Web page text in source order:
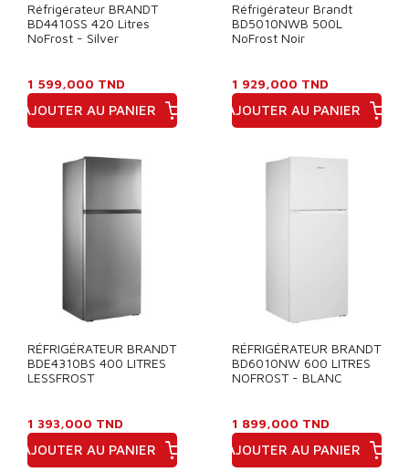
Réfrigérateur BRANDT
BD4410SS 420 Litres
NoFrost - Silver
1 599,000 TND
AJOUTER AU PANIER
Réfrigérateur Brandt
BD5010NWB 500L
NoFrost Noir
1 929,000 TND
AJOUTER AU PANIER
RÉFRIGÉRATEUR BRANDT
BDE4310BS 400 LITRES
LESSFROST
1 393,000 TND
AJOUTER AU PANIER
RÉFRIGÉRATEUR BRANDT
BD6010NW 600 LITRES
NOFROST - BLANC
1 899,000 TND
AJOUTER AU PANIER